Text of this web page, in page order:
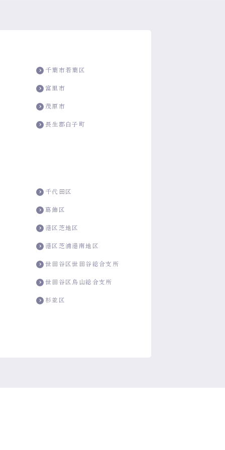
千葉市若葉区
富里市
茂原市
長生郡白子町
千代田区
葛飾区
港区芝地区
港区芝浦港南地区
世田谷区世田谷総合支所
世田谷区烏山総合支所
杉並区